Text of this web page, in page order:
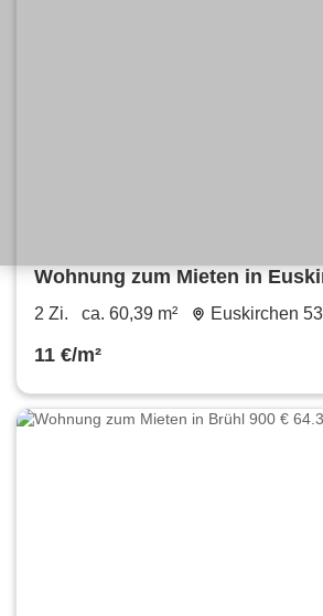
Wohnung zum Mieten in
60.39 m²
2 Zi. ca. 60,39 m² Euskirchen
11 €/m²